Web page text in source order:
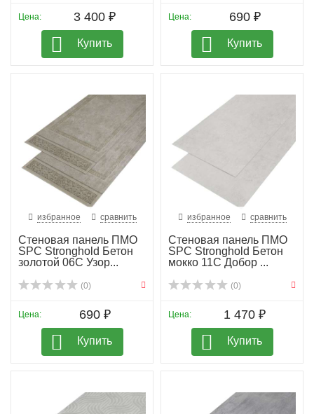
Цена: 3 400 ₽
Купить
Цена: 690 ₽
Купить
избранное сравнить
Стеновая панель ПМО
SPC Stronghold Бетон
золотой 06С Узор...
(0)
Цена: 690 ₽
Купить
избранное сравнить
Стеновая панель ПМО
SPC Stronghold Бетон
мокко 11С Добор ...
(0)
Цена: 1 470 ₽
Купить